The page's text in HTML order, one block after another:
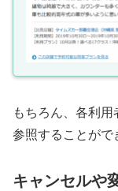
もちろん、各利
参照することがで
キャンセルや